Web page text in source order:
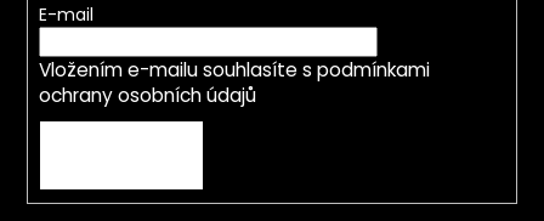
E-mail
Vložením e-mailu souhlasíte s podmínkami
ochrany osobních údajů